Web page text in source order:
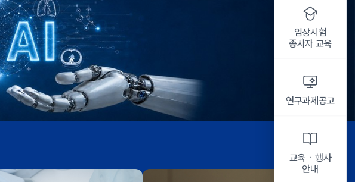
임상시험
종사자 교육
연구과제공고
교육ㆍ행사
안내